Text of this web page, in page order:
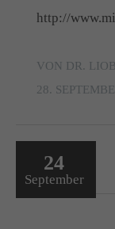
http://
VON DR.
28.
24
September